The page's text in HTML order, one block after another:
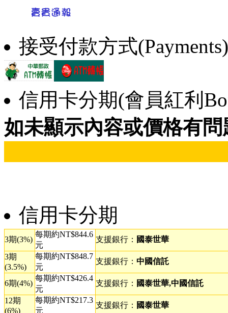
接受付款方式
信用卡分期(會員紅利
如未顯示內容或價格有
信用卡分期
3期(3%)
每期約NT$844.6
元
支援銀行： 國泰世華
3期
(3.5%)
每期約NT$848.7
元
支援銀行： 中國信託
6期(4%)
每期約NT$426.4
元
支援銀行： 國泰世華,中國信託
12期
(6%)
每期約NT$217.3
元
支援銀行： 國泰世華